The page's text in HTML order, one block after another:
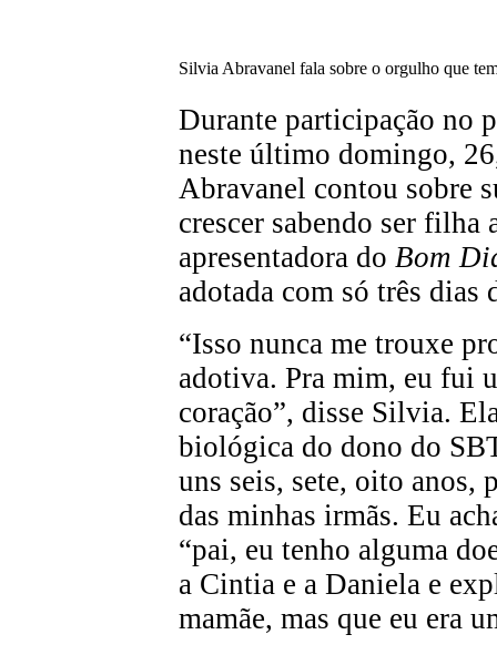
Silvia Abravanel fala sobre o orgulho que
Durante participação no
neste último domingo,
Abravanel contou sobre
crescer sabendo ser
apresentadora do Bom
adotada com só três dias
“Isso nunca me trouxe
adotiva. Pra mim, eu fui
coração”, disse Silvia.
biológica do dono do
uns seis, sete, oito anos,
das minhas irmãs. Eu
“pai, eu tenho alguma
a Cintia e a Daniela e
mamãe, mas que eu era